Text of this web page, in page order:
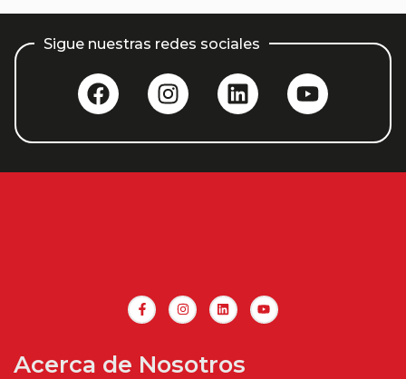
Sigue nuestras redes sociales
Acerca de Nosotros